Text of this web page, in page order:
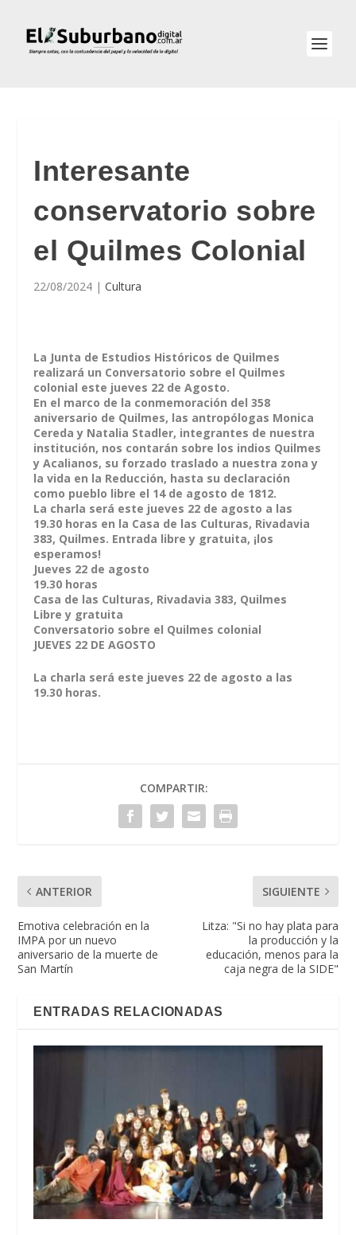
Interesante
conservatorio sobre
el Quilmes Colonial
22/08/2024 |Cultura
La Junta de Estudios Históricos de Quilmes
realizará un Conversatorio sobre el Quilmes
colonial este jueves 22 de Agosto.
En el marco de la conmemoración del 358
aniversario de Quilmes, las antropólogas Monica
Cereda y Natalia Stadler, integrantes de nuestra
institución, nos contarán sobre los indios Quilmes
y Acalianos, su forzado traslado a nuestra zona y
la vida en la Reducción, hasta su declaración
como pueblo libre el 14 de agosto de 1812.
La charla será este jueves 22 de agosto a las
19.30 horas en la Casa de las Culturas, Rivadavia
383, Quilmes. Entrada libre y gratuita, ¡los
esperamos!
Jueves 22 de agosto
19.30 horas
Casa de las Culturas, Rivadavia 383, Quilmes
Libre y gratuita
Conversatorio sobre el Quilmes colonial
JUEVES 22 DE AGOSTO
La charla será este jueves 22 de agosto a las
19.30 horas.
COMPARTIR:
ANTERIOR
Emotiva celebración en la
IMPA por un nuevo
aniversario de la muerte de
San Martín
SIGUIENTE
Litza: "Si no hay plata para
la producción y la
educación, menos para la
caja negra de la SIDE"
ENTRADAS RELACIONADAS